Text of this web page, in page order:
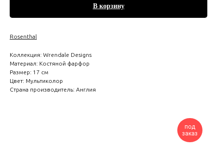
В корзину
Rosenthal
Коллекция: Wrendale Designs
Материал: Костяной фарфор
Размер: 17 см
Цвет: Мультиколор
Страна производитель: Англия
под
заказ